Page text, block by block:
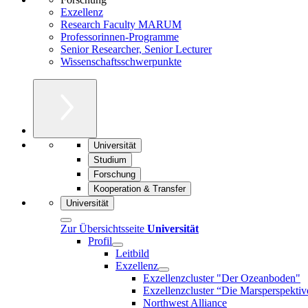
Exzellenz
Research Faculty MARUM
Professorinnen-Programme
Senior Researcher, Senior Lecturer
Wissenschaftsschwerpunkte
Universität
Studium
Forschung
Kooperation & Transfer
Universität
Zur Übersichtsseite Universität
Profil
Leitbild
Exzellenz
Exzellenzcluster "Der Ozeanboden"
Exzellenzcluster “Die
Northwest Alliance